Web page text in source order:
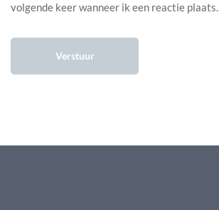
volgende keer wanneer ik een reactie plaats.